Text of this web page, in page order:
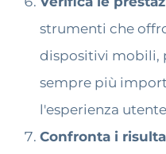
strumenti che
dispositivi mobili,
sempre più
l'esperienza
Confronta i